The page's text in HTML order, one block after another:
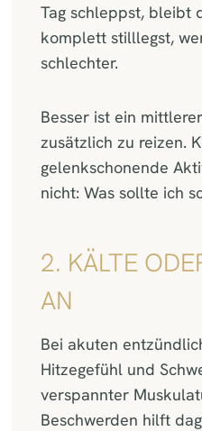
Tag schleppst, bleibt
komplett stilllegst,
schlechter.
Besser ist ein
zusätzlich zu reizen.
gelenkschonende
nicht: Was sollte ich
2. KÄLTE
AN
Bei akuten
Hitzegefühl und
verspannter
Beschwerden hilft